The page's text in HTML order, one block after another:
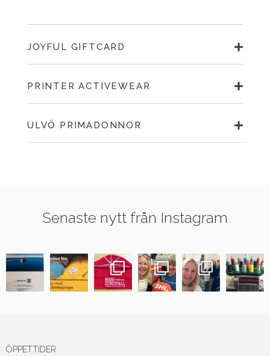
JOYFUL GIFTCARD
PRINTER ACTIVEWEAR
ULVÖ PRIMADONNOR
Senaste nytt från Instagram
ÖPPETTIDER